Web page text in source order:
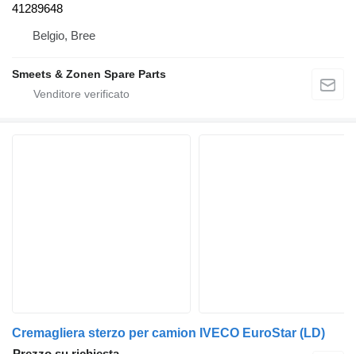
41289648
Belgio, Bree
Smeets & Zonen Spare Parts
Cremagliera sterzo per camion IVECO EuroStar (LD)